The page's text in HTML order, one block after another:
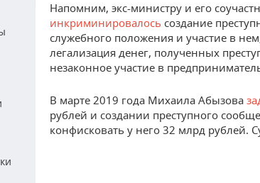
Напомним, экс-министру и его
инкриминировалось создание
служебного положения и участие в
легализация денег, полученных
незаконное участие в
В марте 2019 года Михаила Абызова
рублей и создании преступного
конфисковать у него 32 млрд рублей.